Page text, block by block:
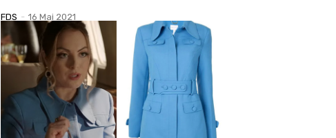
FDS - 16 Mai 2021